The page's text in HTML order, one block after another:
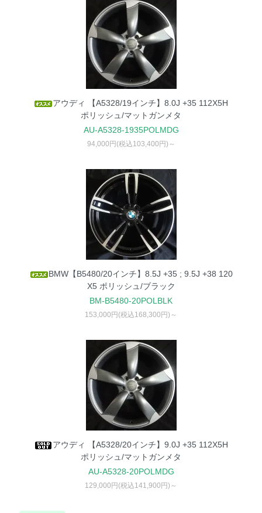
アウディ 【A5328/19インチ】8.0J +35 112X5H
ポリッシュ/マットガンメタ
AU-A5328-1935POLMDG
94,000円(税込103,400円)～
BMW【B5480/20インチ】8.5J +35 ; 9.5J +38 120
X5 ポリッシュ/ブラック
BM-B5480-20POLBLK
153,000円(税込168,300円)～
アウディ 【A5328/20インチ】9.0J +35 112X5H
ポリッシュ/マットガンメタ
AU-A5328-20POLMDG
129,000円(税込141,900円)～